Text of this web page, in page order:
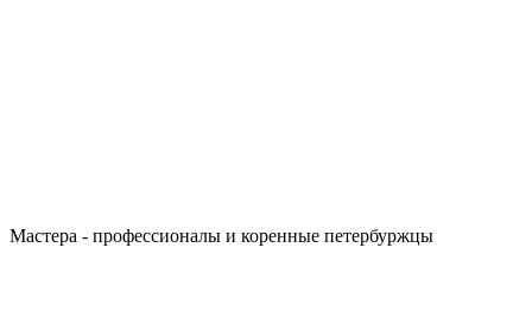
Мастера - профессионалы и коренные петербуржцы